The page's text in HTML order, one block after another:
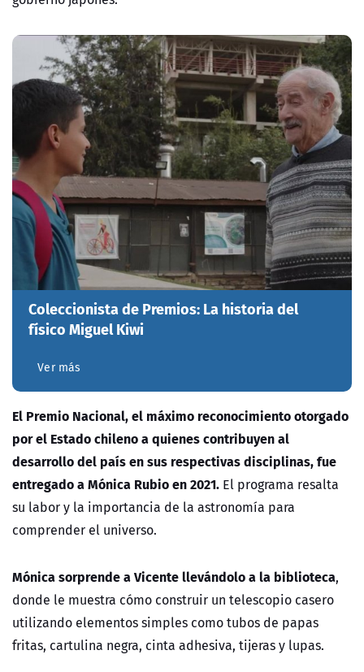
Coleccionista de Premios: La historia del
físico Miguel Kiwi
Ver más
El Premio Nacional, el máximo reconocimiento otorgado
por el Estado chileno a quienes contribuyen al
desarrollo del país en sus respectivas disciplinas, fue
entregado a Mónica Rubio en 2021. El programa resalta
su labor y la importancia de la astronomía para
comprender el universo.
Mónica sorprende a Vicente llevándolo a la biblioteca,
donde le muestra cómo construir un telescopio casero
utilizando elementos simples como tubos de papas
fritas, cartulina negra, cinta adhesiva, tijeras y lupas.